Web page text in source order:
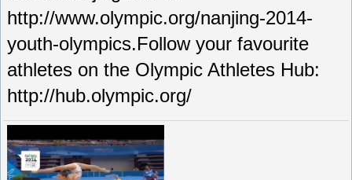
http://www.olympic.org/nanjing-2014-
youth-olympics.Follow your favourite
athletes on the Olympic Athletes Hub:
http://hub.olympic.org/